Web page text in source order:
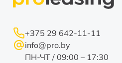
+375 29 642-11-11
info@pro.by
ПН-ЧТ / 09:00 – 17:30